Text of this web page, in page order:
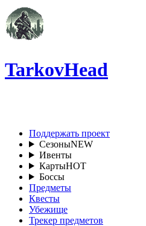
TarkovHead
Поддержать проект
СезоныNEW
Ивенты
КартыHOT
Боссы
Предметы
Квесты
Убежище
Трекер предметов